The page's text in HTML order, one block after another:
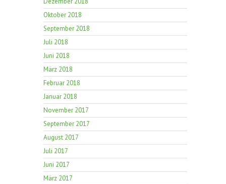
Oktober 2018
September 2018
Juli 2018
Juni 2018
März 2018
Februar 2018
Januar 2018
November 2017
September 2017
August 2017
Juli 2017
Juni 2017
März 2017